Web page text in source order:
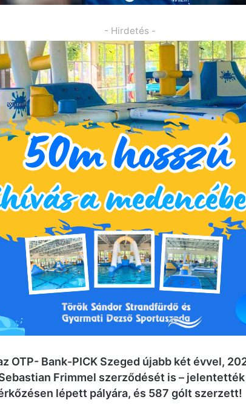
- Hirdetés -
OTP- Bank-PICK Szeged újabb két évvel,
Frimmel szerződését is – jelentették
lépett pályára, és 587 gólt szerzett!